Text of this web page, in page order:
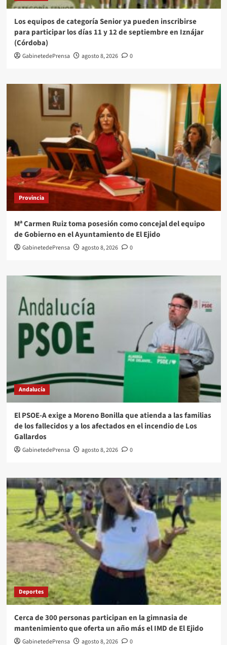
Los equipos de categoría Senior ya pueden inscribirse
para participar los días 11 y 12 de septiembre en Iznájar
(Córdoba)
GabinetedePrensa agosto 8, 2026 0
Provincia
Mª Carmen Ruiz toma posesión como concejal del equipo
de Gobierno en el Ayuntamiento de El Ejido
GabinetedePrensa agosto 8, 2026 0
Andalucía
El PSOE-A exige a Moreno Bonilla que atienda a las familias
de los fallecidos y a los afectados en el incendio de Los
Gallardos
GabinetedePrensa agosto 8, 2026 0
Deportes
Cerca de 300 personas participan en la gimnasia de
mantenimiento que oferta un año más el IMD de El Ejido
GabinetedePrensa agosto 8, 2026 0